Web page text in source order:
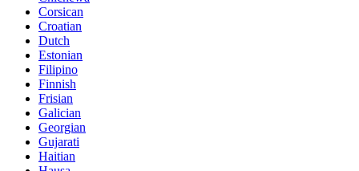
Corsican
Croatian
Dutch
Estonian
Filipino
Finnish
Frisian
Galician
Georgian
Gujarati
Haitian